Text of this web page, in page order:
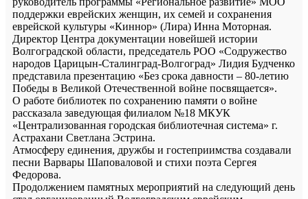
поддержки еврейских женщин, их семей и сохранения
еврейской культуры «Киннор» (Лира) Инна Моторная.
Директор Центра документации новейшей истории
Волгоградской области, председатель РОО «Содружество
народов Царицын-Сталинград-Волгоград» Лидия Будченко
представила презентацию «Без срока давности – 80-летию
Победы в Великой Отечественной войне посвящается».
О работе библиотек по сохранению памяти о войне
рассказала заведующая филиалом №18 МКУК
«Централизованная городская библиотечная система» г.
Астрахани Светлана Эстрина.
Атмосферу единения, дружбы и гостеприимства создавали
песни Варвары Шаповаловой и стихи поэта Сергея
Федорова.
Продолжением памятных мероприятий на следующий день